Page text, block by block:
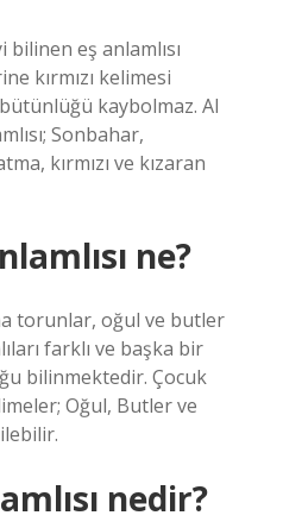
eş anlamlısı
kırmızı kelimesi
kaybolmaz. Al
Sonbahar,
kırmızı ve kızaran
ne?
torunlar, oğul ve butler
farklı ve başka bir
bilinmektedir. Çocuk
Oğul, Butler ve
nedir?